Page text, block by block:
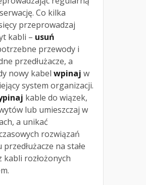
Co kilka
przeprowadzaj
kabli – usuń
przewody i
przedłużacze, a
nowy kabel wpinaj w
system organizacji.
kable do wiązek,
lub umieszczaj w
a unikać
rozwiązań
przedłużacze na stałe
kabli rozłożonych